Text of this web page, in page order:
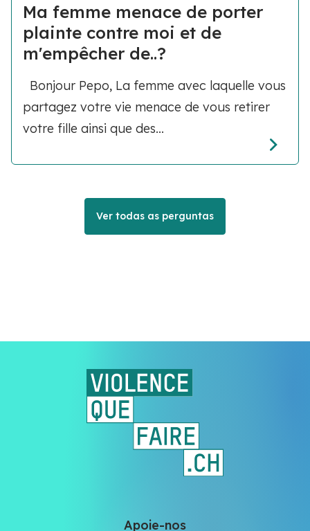
Ma femme menace de porter
plainte contre moi et de
m'empêcher de..?
Bonjour Pepo, La femme avec laquelle vous
partagez votre vie menace de vous retirer
votre fille ainsi que des...
Ver todas as perguntas
Apoie-nos